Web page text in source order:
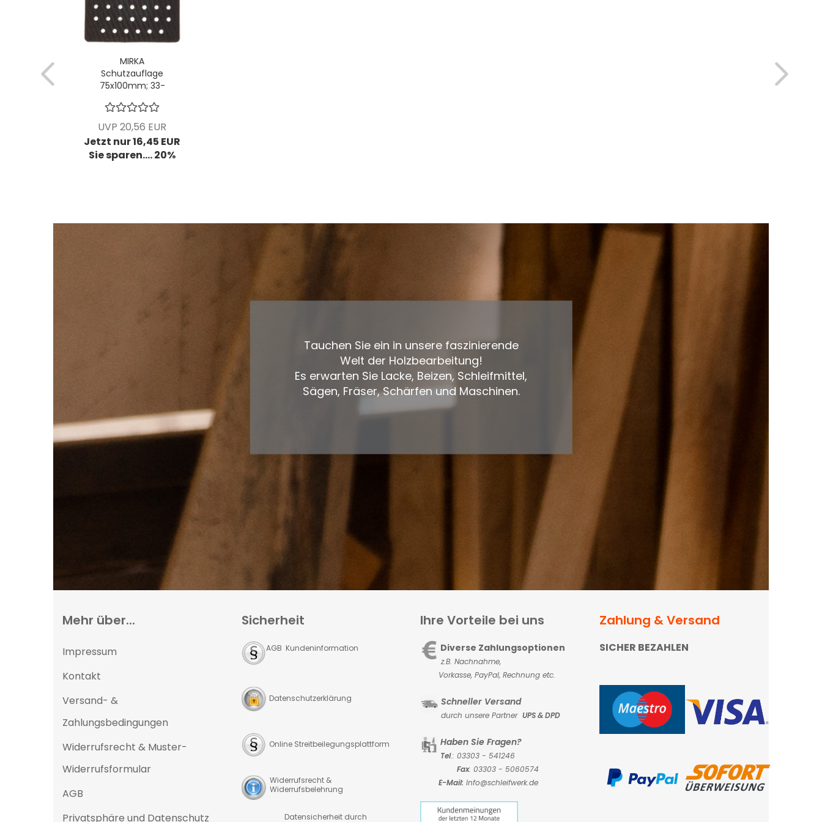
MIRKA
Schutzauflage
75x100mm; 33-
Stück
UVP 20,56 EUR
Jetzt nur 16,45 EUR
Sie sparen.... 20%
Tauchen Sie ein in unsere faszinierende
Welt der Holzbearbeitung!
Es erwarten Sie Lacke, Beizen, Schleifmittel,
Sägen, Fräser, Schärfen und Maschinen.
Mehr über...
Impressum
Kontakt
Versand- &
Zahlungsbedingungen
Widerrufsrecht & Muster-
Widerrufsformular
AGB
Privatsphäre und Datenschutz
Sicherheit
AGB Kundeninformation
Datenschutzerklärung
Online Streitbeilegungsplattform
Widerrufsrecht &
Widerrufsbelehrung
Datensicherheit durch
Ihre Vorteile bei uns
Diverse Zahlungsoptionen
z.B. Nachnahme,
Vorkasse, PayPal, Rechnung etc.
Schneller Versand
durch unsere Partner UPS & DPD
Haben Sie Fragen?
Tel.: 03303 - 541246
Fax: 03303 - 5060574
E-Mail: Info@schleifwerk.de
Zahlung & Versand
SICHER BEZAHLEN